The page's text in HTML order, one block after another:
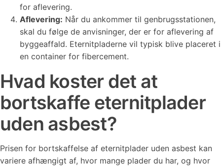
for aflevering.
Aflevering: Når du ankommer til genbrugsstationen,
skal du følge de anvisninger, der er for aflevering af
byggeaffald. Eternitpladerne vil typisk blive placeret i
en container for fibercement.
Hvad koster det at
bortskaffe eternitplader
uden asbest?
Prisen for bortskaffelse af eternitplader uden asbest kan
variere afhængigt af, hvor mange plader du har, og hvor